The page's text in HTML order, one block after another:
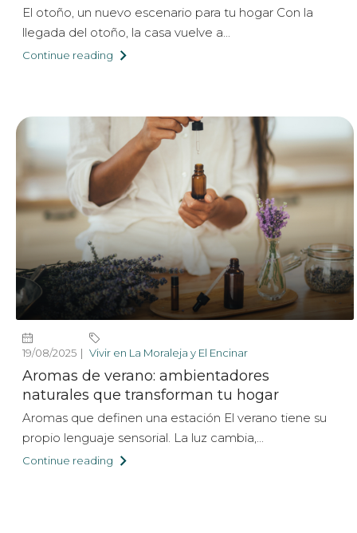
El otoño, un nuevo escenario para tu hogar Con la
llegada del otoño, la casa vuelve a...
Continue reading
19/08/2025 Vivir en La Moraleja y El Encinar
Aromas de verano: ambientadores
naturales que transforman tu hogar
Aromas que definen una estación El verano tiene su
propio lenguaje sensorial. La luz cambia,...
Continue reading